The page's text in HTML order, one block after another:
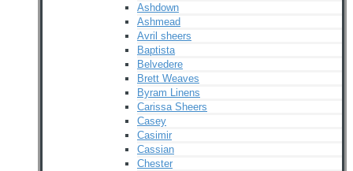
Ashdown
Ashmead
Avril sheers
Baptista
Belvedere
Brett Weaves
Byram Linens
Carissa Sheers
Casey
Casimir
Cassian
Chester